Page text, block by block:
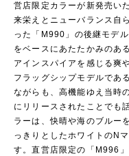
営店限定カラーが新発売い
来栄えとニューバランス自
った「M990」の後継モデ
をベースにあたたかみのあ
アインスパイアを感じる爽
フラッグシップモデルであ
ながらも、高機能ゆえ当時
にリリースされたことでも
ラーは、快晴や海のブルー
っきりとしたホワイトのN
す。直営店限定の「M996